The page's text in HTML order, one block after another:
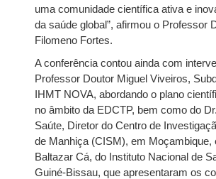
uma comunidade científica ativa e
da saúde global”, afirmou o Professor
Filomeno Fortes.
A conferência contou ainda com
Professor Doutor Miguel Viveiros,
IHMT NOVA, abordando o plano
no âmbito da EDCTP, bem como do
Saúte, Diretor do Centro de
de Manhiça (CISM), em Moçambique,
Baltazar Cá, do Instituto Nacional de
Guiné-Bissau, que apresentaram os